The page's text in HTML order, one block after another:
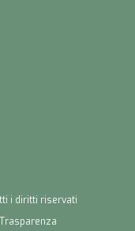
i diritti riservati
Trasparenza